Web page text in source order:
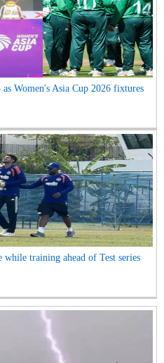
Women's Asia Cup 2026 fixtures
training ahead of Test series